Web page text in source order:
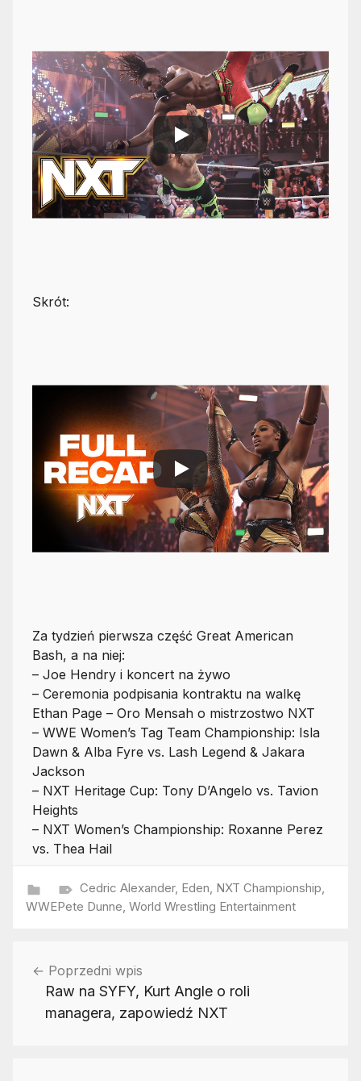
Skrót:
Za tydzień pierwsza część Great American
Bash, a na niej:
– Joe Hendry i koncert na żywo
– Ceremonia podpisania kontraktu na walkę
Ethan Page – Oro Mensah o mistrzostwo NXT
– WWE Women’s Tag Team Championship: Isla
Dawn & Alba Fyre vs. Lash Legend & Jakara
Jackson
– NXT Heritage Cup: Tony D’Angelo vs. Tavion
Heights
– NXT Women’s Championship: Roxanne Perez
vs. Thea Hail
WWE
Cedric Alexander, Eden NXT Championship
Pete Dunne World Wrestling Entertainment
wpisu
Poprzedni wpis
Raw na SYFY, Kurt Angle o roli
managera, zapowiedź NXT